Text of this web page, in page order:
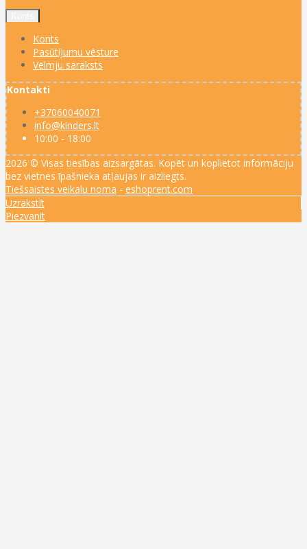
Konts
Pasūtījumu vēsture
Vēlmju saraksts
Kontakti
+37060040071
info@kinders.lt
10:00 - 18:00
2026 © Visas tiesības aizsargātas. Kopēt un koplietot informāciju
bez vietnes īpašnieka atļaujas ir aizliegts.
Tiešsaistes veikalu noma - eshoprent.com
Uzrakstīt
Piezvanīt